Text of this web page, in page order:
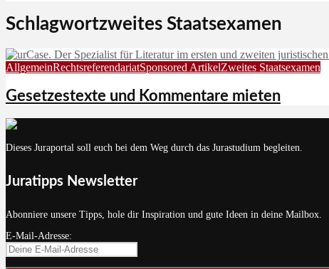
Schlagwortzweites Staatsexamen
AllgemeinRechtsreferendariatSponsored ArtikelZweites Staatsexamen
Gesetzestexte und Kommentare mieten
Dieses Juraportal soll euch bei dem Weg durch das Jurastudium begleiten.
Juratipps Newsletter
Abonniere unsere Tipps, hole dir Inspiration und gute Ideen in deine Mailbox.
E-Mail-Adresse: